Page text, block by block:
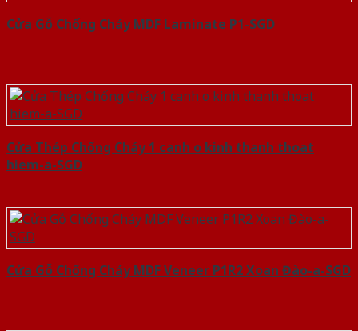
Cửa Gỗ Chống Cháy MDF Laminate P1-SGD
Cửa Thép Chống Cháy 1 canh o kinh thanh thoat
hiem-a-SGD
Cửa Gỗ Chống Cháy MDF Veneer P1R2 Xoan Đào-a-SGD